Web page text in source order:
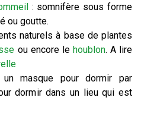
: somnifère sous forme
ou goutte.
naturels à base de plantes
ou encore le houblon. A lire
masque pour dormir par
dormir dans un lieu qui est